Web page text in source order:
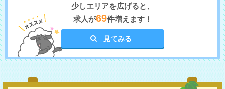
少しエリアを広げると、
求人が69件増えます！
見てみる